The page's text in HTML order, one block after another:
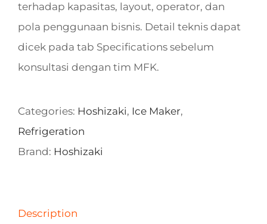
terhadap kapasitas, layout, operator, dan
pola penggunaan bisnis. Detail teknis dapat
dicek pada tab Specifications sebelum
konsultasi dengan tim MFK.
Categories: Hoshizaki, Ice Maker,
Refrigeration
Brand: Hoshizaki
Description